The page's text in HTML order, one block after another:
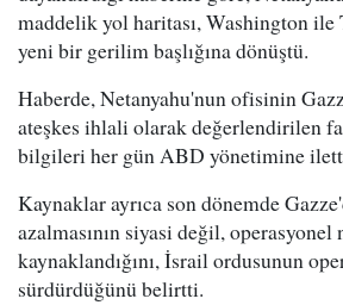
maddelik yol haritası, Washington ile
yeni bir gerilim başlığına dönüştü.
Haberde, Netanyahu'nun ofisinin
ateşkes ihlali olarak değerlendirilen
bilgileri her gün ABD yönetimine
Kaynaklar ayrıca son dönemde
azalmasının siyasi değil, operasyonel
kaynaklandığını, İsrail ordusunun
sürdürdüğünü belirtti.